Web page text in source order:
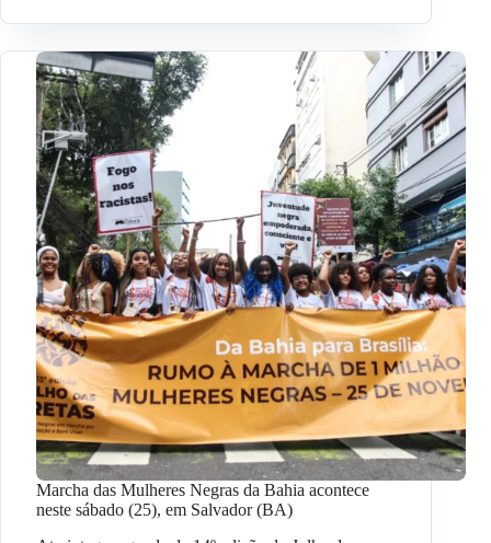
Marcha das Mulheres Negras da Bahia acontece
neste sábado (25), em Salvador (BA)